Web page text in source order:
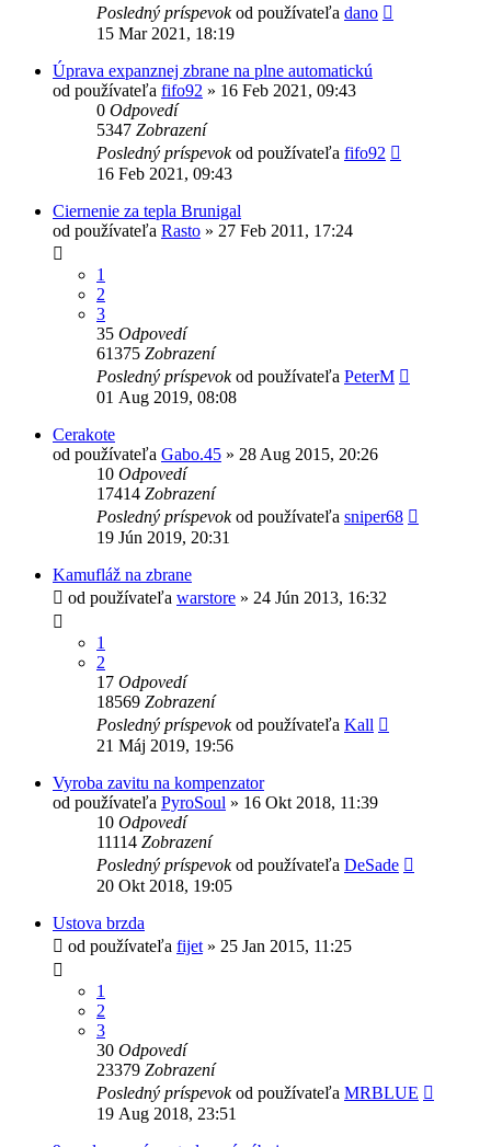
Posledný príspevokod používateľa dano
15 Mar 2021, 18:19
Úprava expanznej zbrane na plne automatickú
od používateľa fifo92 » 16 Feb 2021, 09:43
0 Odpovedí
5347 Zobrazení
Posledný príspevokod používateľa fifo92
16 Feb 2021, 09:43
Ciernenie za tepla Brunigal
od používateľa Rasto » 27 Feb 2011, 17:24
1
2
3
35 Odpovedí
61375 Zobrazení
Posledný príspevokod používateľa PeterM
01 Aug 2019, 08:08
Cerakote
od používateľa Gabo.45 » 28 Aug 2015, 20:26
10 Odpovedí
17414 Zobrazení
Posledný príspevokod používateľa sniper68
19 Jún 2019, 20:31
Kamufláž na zbrane
od používateľa warstore » 24 Jún 2013, 16:32
1
2
17 Odpovedí
18569 Zobrazení
Posledný príspevokod používateľa Kall
21 Máj 2019, 19:56
Vyroba zavitu na kompenzator
od používateľa PyroSoul » 16 Okt 2018, 11:39
10 Odpovedí
11114 Zobrazení
Posledný príspevokod používateľa DeSade
20 Okt 2018, 19:05
Ustova brzda
od používateľa fijet » 25 Jan 2015, 11:25
1
2
3
30 Odpovedí
23379 Zobrazení
Posledný príspevokod používateľa MRBLUE
19 Aug 2018, 23:51